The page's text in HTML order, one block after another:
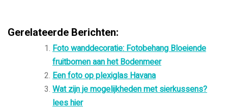
Gerelateerde Berichten:
Foto wanddecoratie: Fotobehang Bloeiende
fruitbomen aan het Bodenmeer
Een foto op plexiglas Havana
Wat zijn je mogelijkheden met sierkussens?
lees hier